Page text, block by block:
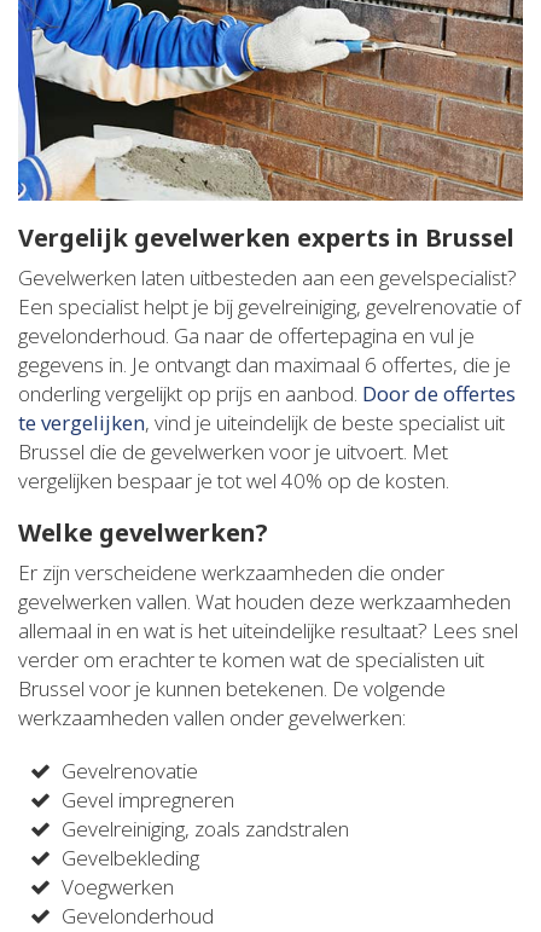
Vergelijk gevelwerken experts in Brussel
Gevelwerken laten uitbesteden aan een gevelspecialist?
Een specialist helpt je bij gevelreiniging, gevelrenovatie of
gevelonderhoud. Ga naar de offertepagina en vul je
gegevens in. Je ontvangt dan maximaal 6 offertes, die je
onderling vergelijkt op prijs en aanbod. Door de offertes
te vergelijken, vind je uiteindelijk de beste specialist uit
Brussel die de gevelwerken voor je uitvoert. Met
vergelijken bespaar je tot wel 40% op de kosten.
Welke gevelwerken?
Er zijn verscheidene werkzaamheden die onder
gevelwerken vallen. Wat houden deze werkzaamheden
allemaal in en wat is het uiteindelijke resultaat? Lees snel
verder om erachter te komen wat de specialisten uit
Brussel voor je kunnen betekenen. De volgende
werkzaamheden vallen onder gevelwerken:
Gevelrenovatie
Gevel impregneren
Gevelreiniging, zoals zandstralen
Gevelbekleding
Voegwerken
Gevelonderhoud